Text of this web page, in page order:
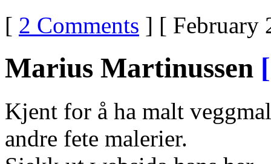
[ 2 Comments ] [ February
Marius Martinussen
Kjent for å ha malt
andre fete malerier.